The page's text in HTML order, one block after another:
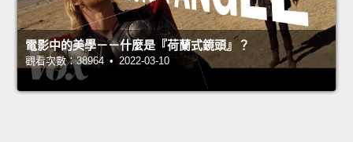
電影中的美學－－什麼是『荷蘭式鏡頭』？
觀看次數：38964 • 2022-03-10